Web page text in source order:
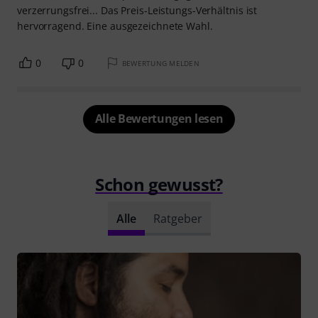
verzerrungsfrei... Das Preis-Leistungs-Verhältnis ist
hervorragend. Eine ausgezeichnete Wahl.
0 0 BEWERTUNG MELDEN
Alle Bewertungen lesen
Schon gewusst?
Alle Ratgeber